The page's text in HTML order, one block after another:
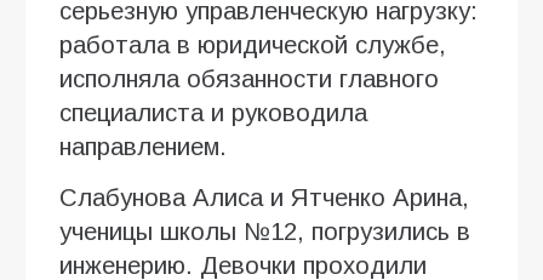
серьезную управленческую нагрузку:
работала в юридической службе,
исполняла обязанности главного
специалиста и руководила
направлением.
Слабунова Алиса и Ятченко Арина,
ученицы школы №12, погрузились в
инженерию. Девочки проходили